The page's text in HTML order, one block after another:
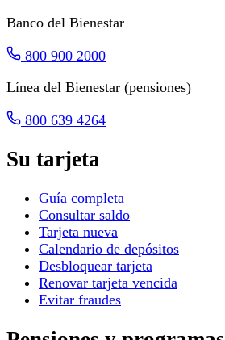
Banco del Bienestar
800 900 2000
Línea del Bienestar (pensiones)
800 639 4264
Su tarjeta
Guía completa
Consultar saldo
Tarjeta nueva
Calendario de depósitos
Desbloquear tarjeta
Renovar tarjeta vencida
Evitar fraudes